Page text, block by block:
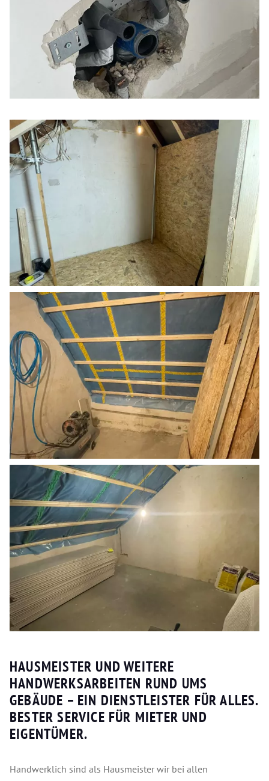
HAUSMEISTER UND WEITERE
HANDWERKSARBEITEN RUND UMS
GEBÄUDE – EIN DIENSTLEISTER FÜR ALLES.
BESTER SERVICE FÜR MIETER UND
EIGENTÜMER.
Handwerklich sind als Hausmeister wir bei allen